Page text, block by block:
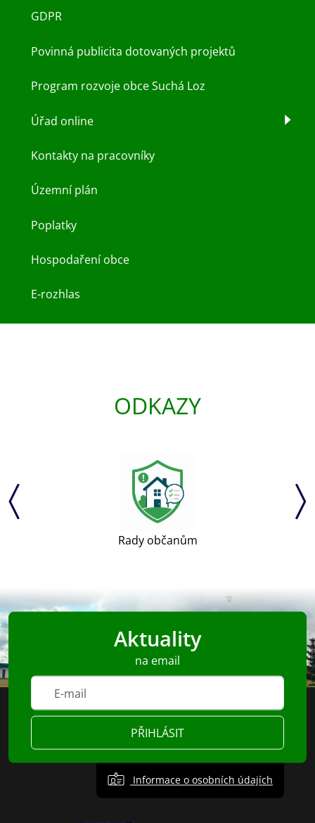
GDPR
Povinná publicita dotovaných projektů
Program rozvoje obce Suchá Loz
Úřad online
Kontakty na pracovníky
Územní plán
Poplatky
Hospodaření obce
E-rozhlas
ODKAZY
Rady občanům
Aktuality
na email
PŘIHLÁSIT
Informace o osobních údajích